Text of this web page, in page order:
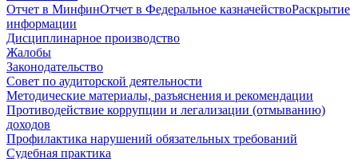
Отчет в МинфинОтчет в Федеральное казначействоРаскрытие
информации
Дисциплинарное производство
Жалобы
Законодательство
Совет по аудиторской деятельности
Методические материалы, разъяснения и рекомендации
Противодействие коррупции и легализации (отмыванию)
доходов
Профилактика нарушений обязательных требований
Судебная практика